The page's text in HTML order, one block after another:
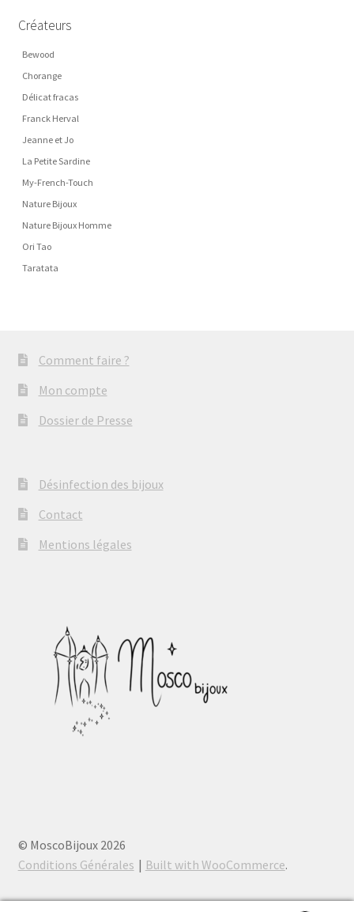
Créateurs
Bewood
Chorange
Délicat fracas
Franck Herval
Jeanne et Jo
La Petite Sardine
My-French-Touch
Nature Bijoux
Nature Bijoux Homme
Ori Tao
Taratata
Comment faire ?
Mon compte
Dossier de Presse
Désinfection des bijoux
Contact
Mentions légales
© MoscoBijoux 2026
Conditions Générales
Built with WooCommerce.